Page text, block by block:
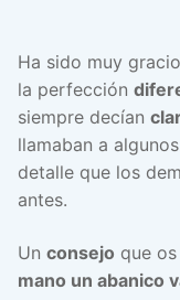
Ha sido muy
la perfección
siempre decían
llamaban a
detalle que los
antes.
Un consejo que
mano un abanico